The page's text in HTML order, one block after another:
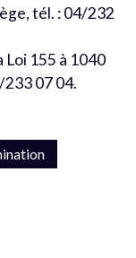
tél. : 04/232
Loi 155 à 1040
07 04.